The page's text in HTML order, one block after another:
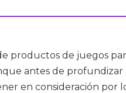
productos de juegos
antes de profundizar
en consideración por